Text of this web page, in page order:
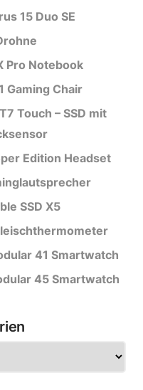
15 Duo SE
Pro Notebook
Gaming Chair
Touch – SSD mit
Edition Headset
SSD X5
41 Smartwatch
45 Smartwatch